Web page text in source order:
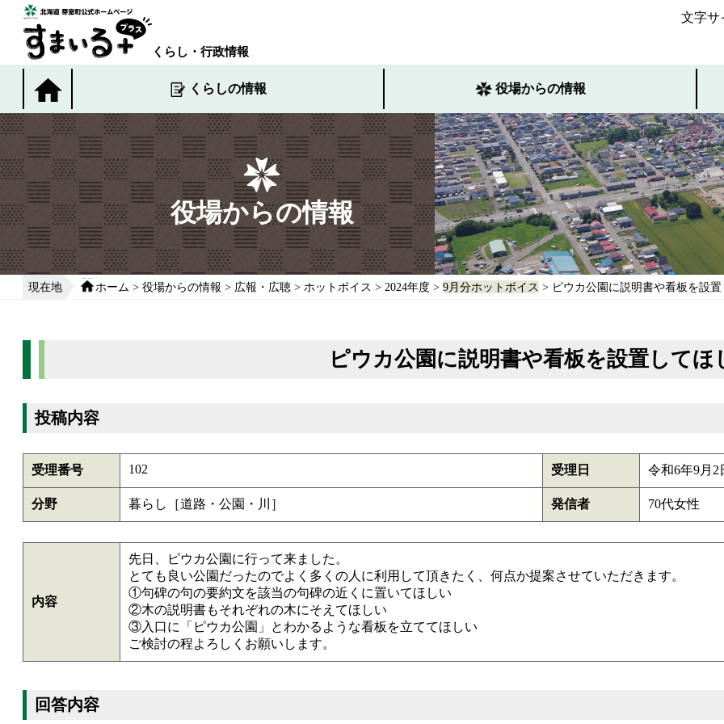
くらし・行政情報
文字サ
くらしの情報 役場からの情報
役場からの情報
現在地 ホーム > 役場からの情報 > 広報・広聴 > ホットボイス > 2024年度 > 9月分ホットボイス > ピウカ公園に説明書や看板を設
ピウカ公園に説明書や看板を設置してほ
投稿内容
受理番号 102 受理日 令和6年9月2
分野 暮らし［道路・公園・川］ 発信者 70代女性
内容
先日、ピウカ公園に行って来ました。
とても良い公園だったのでよく多くの人に利用して頂きたく、何点か提案させていただきます。
①句碑の句の要約文を該当の句碑の近くに置いてほしい
②木の説明書もそれぞれの木にそえてほしい
③入口に「ピウカ公園」とわかるような看板を立ててほしい
ご検討の程よろしくお願いします。
回答内容